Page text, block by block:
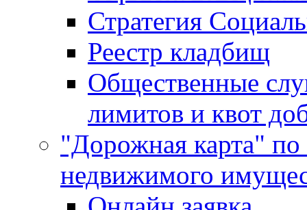
Стратегия
Реестр кладбищ
Общественные
лимитов и квот
"Дорожная карта"
недвижимого